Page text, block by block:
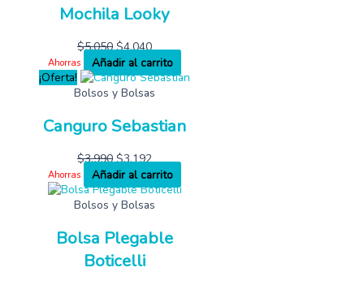
Mochila Looky
$5,050 $4,040
Ahorras
Añadir al carrito
¡Oferta!
Bolsos y Bolsas
Canguro Sebastian
$3,990 $3,192
Ahorras
Añadir al carrito
Bolsos y Bolsas
Bolsa Plegable
Boticelli